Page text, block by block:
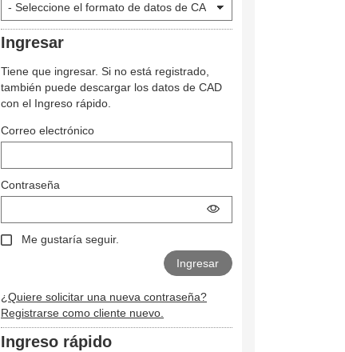
Ingresar
Tiene que ingresar. Si no está registrado,
también puede descargar los datos de CAD
con el Ingreso rápido.
Correo electrónico
Contraseña
Me gustaría seguir.
¿Quiere solicitar una nueva contraseña?
Registrarse como cliente nuevo.
Ingreso rápido